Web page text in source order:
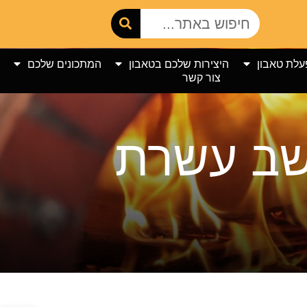
טאבון היצירות שלכם בטאבון
המתכונים שלכם
צור קשר
עשרת